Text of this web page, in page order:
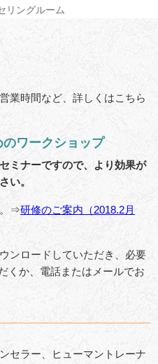
リングルーム
業時間など、詳しくはこちら
ワークショップ
ミナーですので、より効果が
い。
。⇒研修のご案内（2018.2月
ンロードしていただき、必要
くか、電話またはメールでお
セラー、ヒューマントレーナ